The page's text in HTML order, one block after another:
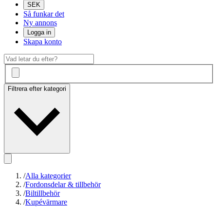
SEK
Så funkar det
Ny annons
Logga in
Skapa konto
Filtrera efter kategori
/Alla kategorier
/Fordonsdelar & tillbehör
/Biltillbehör
/Kupévärmare